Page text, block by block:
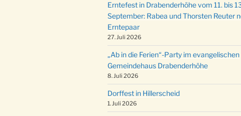
Erntefest in Drabenderhöhe vom 11. bis
September: Rabea und Thorsten Reuter
Erntepaar
27. Juli 2026
„Ab in die Ferien“-Party im evangelischen
Gemeindehaus Drabenderhöhe
8. Juli 2026
Dorffest in Hillerscheid
1. Juli 2026